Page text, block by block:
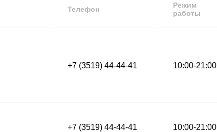
Телефон
Режим
работы
+7 (3519) 44-44-41 10:00-21:00
+7 (3519) 44-44-41 10:00-21:00